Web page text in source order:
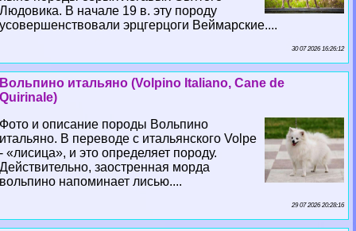
Людовика. В начале 19 в. эту породу
усовершенствовали эрцгерцоги Веймарские....
30 07 2026 16:26:12
Вольпино итальяно (Volpino Italiano, Cane de
Quirinale)
Фото и описание породы Вольпино
итальяно. В переводе с итальянского Volpe
- «лисица», и это определяет породу.
Действительно, заостренная морда
вольпино напоминает лисью....
29 07 2026 20:28:16